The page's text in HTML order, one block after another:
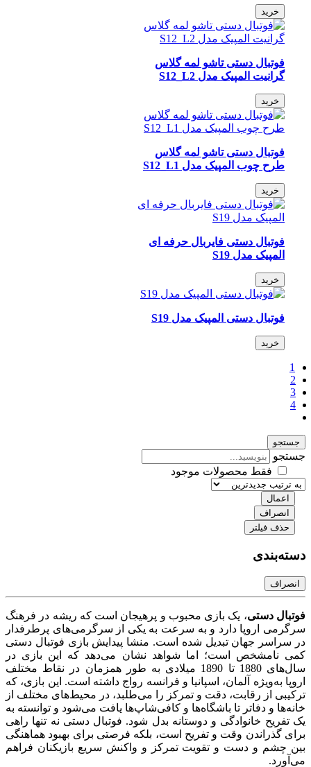
فوتبال دستی تاشو لمه گلاس
گرانیت المپیک مدل S12_L2
فوتبال دستی تاشو لمه گلاس
طرح چوب المپیک مدل S12_L1
فوتبال دستی فایربال حرفه ای
المپیک مدل S19
فوتبال دستی المپیک مدل S19
فقط محصولات موجود
فیلتر
دستی، یک بازی محبوب و پرهیجان است که ریشه در فرهنگ
اروپا دارد و به سرعت به یکی از سرگرمی‌های پرطرفدار
جهان تبدیل شده است. منشا پیدایش بازی فوتبال دستی
نامشخص است؛ اما شواهد نشان می‌دهد که این بازی در
سال‌های 1880 تا 1890 میلادی به طور همزمان در نقاط مختلف
به‌ویژه آلمان، اسپانیا و فرانسه رواج داشته است. این بازی، که
از رقابت، دقت و تمرکز را می‌طلبد، در محیط‌های مختلف از
و دفاتر تا باشگاه‌ها و کافی‌شاپ‌ها یافت می‌شود و توانسته به
خانوادگی و دوستانه بدل شود. فوتبال دستی نه تنها راهی
گذراندن وقت و تفریح است، بلکه فرصتی برای بهبود هماهنگی
و دست و تقویت تمرکز و واکنش سریع بازیکنان فراهم